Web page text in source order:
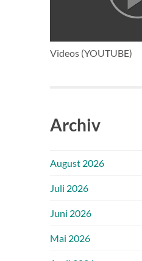
Videos (YOUTUBE)
Archiv
August 2026
Juli 2026
Juni 2026
Mai 2026